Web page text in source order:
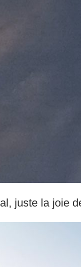
juste la joie